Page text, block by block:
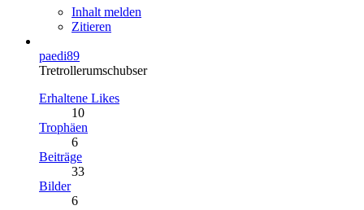
Inhalt melden
Zitieren
paedi89
Tretrollerumschubser
Erhaltene Likes
10
Trophäen
6
Beiträge
33
Bilder
6